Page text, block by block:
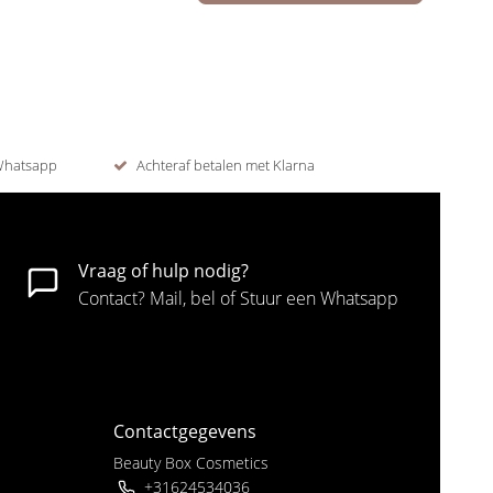
Achteraf betalen met Klarna
Vraag of hulp nodig?
Contact? Mail, bel of Stuur een Whatsapp
Contactgegevens
Beauty Box Cosmetics
+31624534036